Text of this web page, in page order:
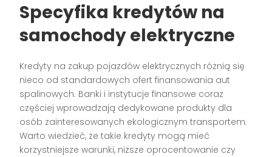
Specyfika kredytów na
samochody elektryczne
Kredyty na zakup pojazdów elektrycznych różnią się
nieco od standardowych ofert finansowania aut
spalinowych. Banki i instytucje finansowe coraz
częściej wprowadzają dedykowane produkty dla
osób zainteresowanych ekologicznym transportem.
Warto wiedzieć, że takie kredyty mogą mieć
korzystniejsze warunki, niższe oprocentowanie czy